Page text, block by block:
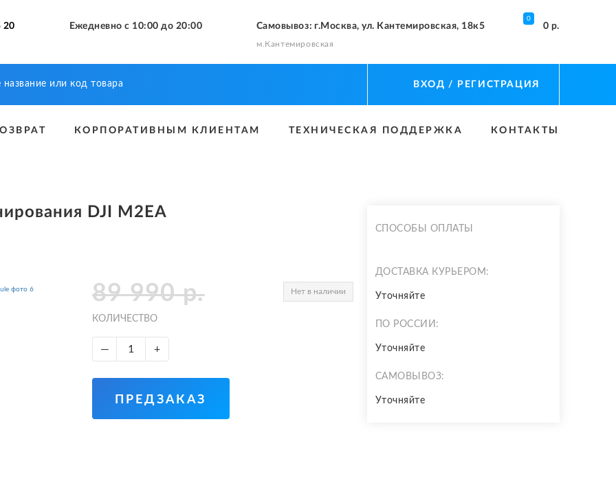
20 Ежедневно с 10:00 до 20:00 Самовывоз: г.Москва, ул. Кантемировская, 18к5
м.Кантемировская
0
0 р.
ВХОД/ РЕГИСТРАЦИЯ
КОРПОРАТИВНЫМ КЛИЕНТАМ ТЕХНИЧЕСКАЯ ПОДДЕРЖКА КОНТАКТЫ
DJI M2EA
89 990р. Нет в наличии
КОЛИЧЕСТВО
— +
ПРЕДЗАКАЗ
СПОСОБЫ ОПЛАТЫ
ДОСТАВКА КУРЬЕРОМ:
Уточняйте
ПО РОССИИ:
Уточняйте
САМОВЫВОЗ:
Уточняйте